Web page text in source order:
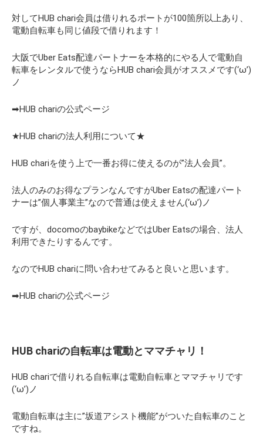
対してHUB chari会員は借りれるポートが100箇所以上あり、
電動自転車も同じ値段で借りれます！
大阪でUber Eats配達パートナーを本格的にやる人で電動自
転車をレンタルで使うならHUB chari会員がオススメです(‘ω’)
ノ
➡HUB chariの公式ページ
★HUB chariの法人利用について★
HUB chariを使う上で一番お得に使えるのが”法人会員”。
法人のみのお得なプランなんですがUber Eatsの配達パート
ナーは”個人事業主”なので普通は使えません(‘ω’)ノ
ですが、docomoのbaybikeなどではUber Eatsの場合、法人
利用できたりするんです。
なのでHUB chariに問い合わせてみると良いと思います。
➡HUB chariの公式ページ
HUB chariの自転車は電動とママチャリ！
HUB chariで借りれる自転車は電動自転車とママチャリです
(‘ω’)ノ
電動自転車は主に”坂道アシスト機能”がついた自転車のこと
ですね。